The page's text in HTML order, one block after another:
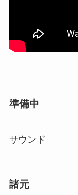
準備中
サウンド
諸元